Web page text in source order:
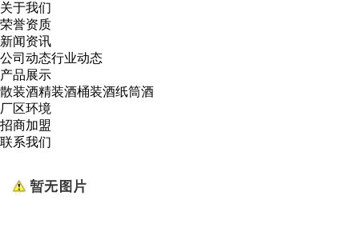
关于我们
荣誉资质
新闻资讯
公司动态行业动态
产品展示
散装酒精装酒桶装酒纸筒酒
厂区环境
招商加盟
联系我们